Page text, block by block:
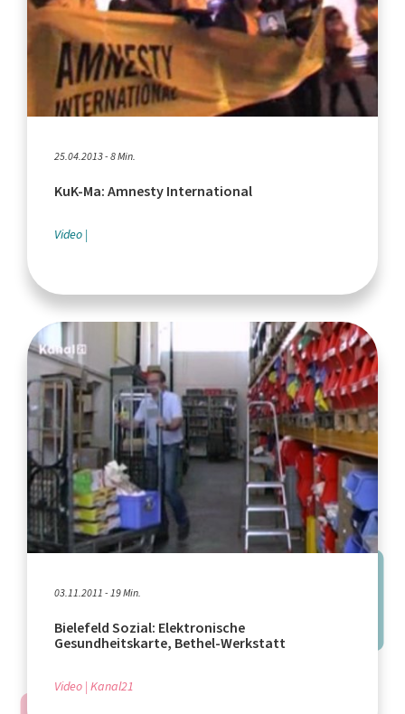
25.04.2013 - 8 Min.
KuK-Ma: Amnesty International
Video
03.11.2011 - 19 Min.
Bielefeld Sozial: Elektronische
Gesundheitskarte, Bethel-Werkstatt
Video Kanal21